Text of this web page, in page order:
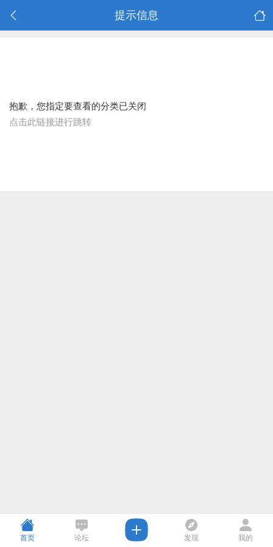
提示信息
抱歉，您指定要查看的分类已关闭
点击此链接进行跳转
首页 论坛 发现 我的